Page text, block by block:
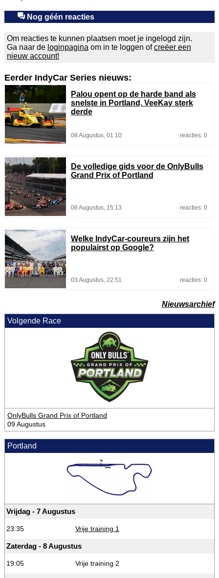
Nog géén reacties
Om reacties te kunnen plaatsen moet je ingelogd zijn.
Ga naar de loginpagina om in te loggen ofcreëer een
nieuw account!
Eerder IndyCar Series nieuws:
Palou opent op de harde band als
snelste in Portland, VeeKay sterk
derde
08 Augustus, 01:10 reacties: 0
De volledige gids voor de OnlyBulls
Grand Prix of Portland
06 Augustus, 15:13 reacties: 0
Welke IndyCar-coureurs zijn het
populairst op Google?
03 Augustus, 22:51 reacties: 0
Nieuwsarchief
Volgende Race
OnlyBulls Grand Prix of Portland
09 Augustus
Portland
Vrijdag - 7 Augustus
23:35 Vrije training 1
Zaterdag - 8 Augustus
19:05 Vrije training 2